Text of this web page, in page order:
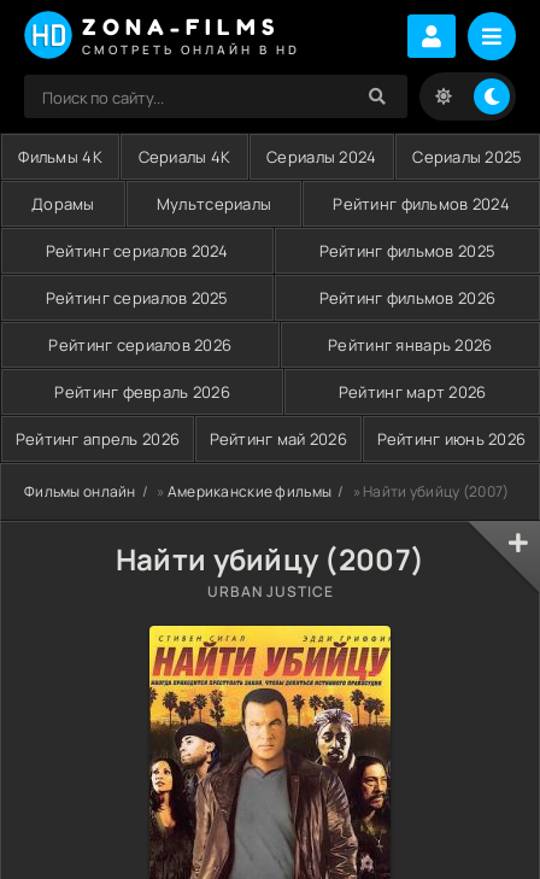
ZONA-FILMS
СМОТРЕТЬ ОНЛАЙН В HD
Фильмы 4K Сериалы 4K Сериалы 2024 Сериалы 2025
Дорамы Мультсериалы Рейтинг фильмов 2024
Рейтинг сериалов 2024 Рейтинг фильмов 2025
Рейтинг сериалов 2025 Рейтинг фильмов 2026
Рейтинг сериалов 2026 Рейтинг январь 2026
Рейтинг февраль 2026 Рейтинг март 2026
Рейтинг апрель 2026 Рейтинг май 2026 Рейтинг июнь 2026
Фильмы онлайн » Американские фильмы » Найти убийцу (2007)
Найти убийцу (2007)
URBAN JUSTICE